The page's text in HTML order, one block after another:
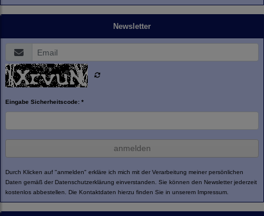
Newsletter
Eingabe Sicherheitscode: *
anmelden
Durch Klicken auf "anmelden" erkläre ich mich mit der Verarbeitung meiner persönlichen
Daten gemäß der Datenschutzerklärung einverstanden. Sie können den Newsletter jederzeit
kostenlos abbestellen. Die Kontaktdaten hierzu finden Sie in unserem Impressum.